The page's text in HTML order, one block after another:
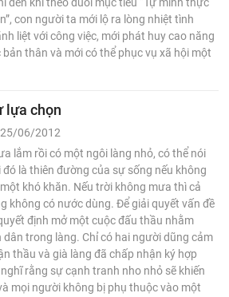
con người ta mới lộ ra lòng nhiệt tình
liệt với công việc, mới phát huy cao năng
bản thân và mới có thể phục vụ xã hội một
lựa chọn
25/06/2012
lắm rồi có một ngôi làng nhỏ, có thể nói
đó là thiên đường của sự sống nếu không
khó khăn. Nếu trời không mưa thì cả
không có nước dùng. Để giải quyết vấn đề
định mở một cuộc đấu thầu nhằm
trong làng. Chỉ có hai người dũng cảm
thầu và già làng đã chấp nhận ký hợp
rằng sự cạnh tranh nho nhỏ sẽ khiến
mọi người không bị phụ thuộc vào một